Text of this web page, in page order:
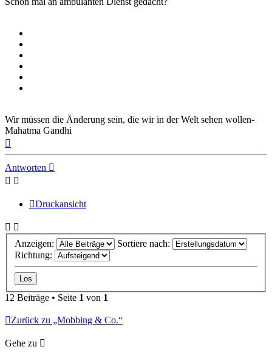
Wir müssen die Änderung sein, die wir in der Welt sehen wollen-
Mahatma Gandhi
Antworten
Druckansicht
Anzeigen:
Sortiere nach:
Richtung:
12 Beiträge • Seite 1 von 1
Zurück zu „Mobbing & Co.“
Gehe zu